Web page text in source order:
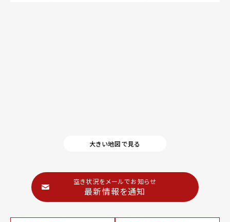
大きい地図で見る
空き状況をメールでお知らせ
最新情報を通知